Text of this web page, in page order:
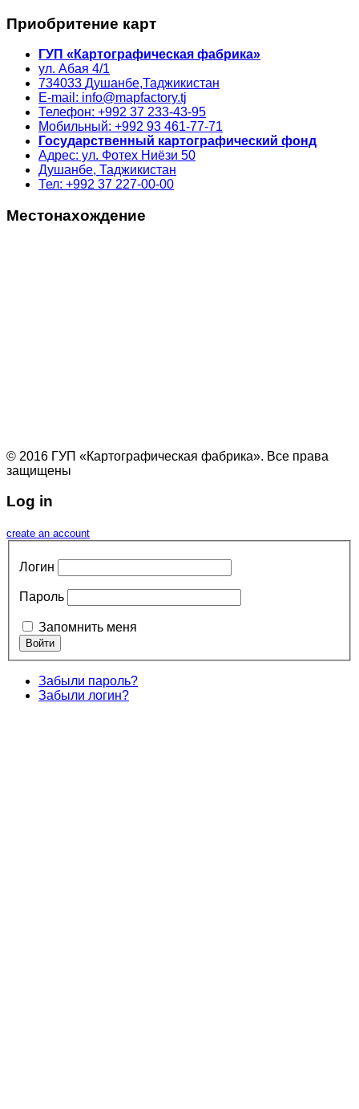
Приобритение карт
ГУП «Картографическая фабрика»
ул. Абая 4/1
734033 Душанбе,Таджикистан
E-mail: info@mapfactory.tj
Телефон: +992 37 233-43-95
Мобильный: +992 93 461-77-71
Государственный картографический фонд
Адрес: ул. Фотех Ниёзи 50
Душанбе, Таджикистан
Тел: +992 37 227-00-00
Местонахождение
© 2016 ГУП «Картографическая фабрика». Все права
защищены
Log in
create an account
Логин
Пароль
Запомнить меня
Забыли пароль?
Забыли логин?